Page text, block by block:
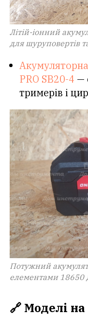
Літій-іонний
для шуруповертів
PRO SB20-4 —
тримерів і
Потужний
елементами 18650
🔗 Моделі